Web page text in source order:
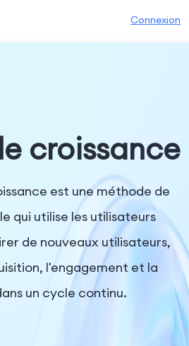
Connexion
croissance
est une méthode de
qui utilise les utilisateurs
de nouveaux utilisateurs,
l'engagement et la
un cycle continu.